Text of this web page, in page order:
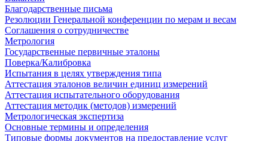
Благодарственные письма
Резолюции Генеральной конференции по мерам и весам
Соглашения о сотрудничестве
Метрология
Государственные первичные эталоны
Поверка/Калибровка
Испытания в целях утверждения типа
Аттестация эталонов величин единиц измерений
Аттестация испытательного оборудования
Аттестация методик (методов) измерений
Метрологическая экспертиза
Основные термины и определения
Типовые формы документов на предоставление услуг